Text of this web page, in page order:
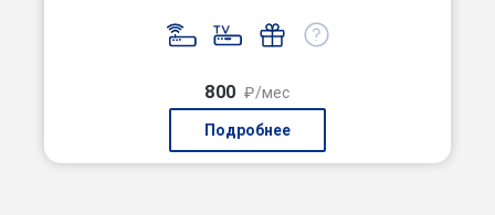
800 ₽/мес
Подробнее